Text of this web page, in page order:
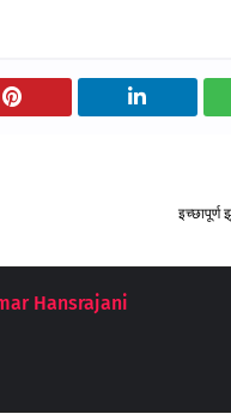
इच्छापूर्ण
Hansrajani